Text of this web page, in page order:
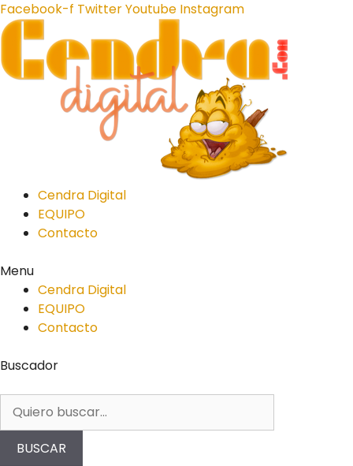
Facebook-f TwitterYoutube Instagram
Cendra Digital
EQUIPO
Contacto
Menu
Cendra Digital
EQUIPO
Contacto
Buscador
BUSCAR